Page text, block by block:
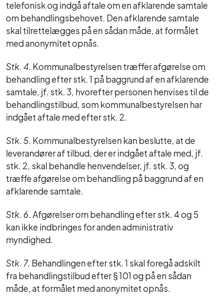
telefonisk og indgå aftale om en afklarende samtale
om behandlingsbehovet. Den afklarende samtale
skal tilrettelægges på en sådan måde, at formålet
med anonymitet opnås.
Stk. 4. Kommunalbestyrelsen træffer afgørelse om
behandling efter stk. 1 på baggrund af en afklarende
samtale, jf. stk. 3, hvorefter personen henvises til de
behandlingstilbud, som kommunalbestyrelsen har
indgået aftale med efter stk. 2.
Stk. 5. Kommunalbestyrelsen kan beslutte, at de
leverandører af tilbud, der er indgået aftale med, jf.
stk. 2, skal behandle henvendelser, jf. stk. 3, og
træffe afgørelse om behandling på baggrund af en
afklarende samtale.
Stk. 6.Afgørelser om behandling efter stk. 4 og 5
kan ikke indbringes for anden administrativ
myndighed.
Stk. 7. Behandlingen efter stk. 1 skal foregå adskilt
fra behandlingstilbud efter § 101 og på en sådan
måde, at formålet med anonymitet opnås.